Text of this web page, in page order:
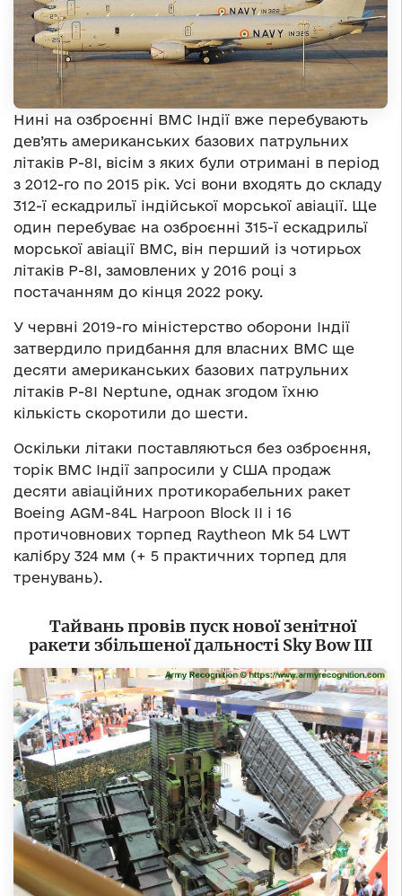
Нині на озброєнні ВМС Індії вже перебувають
дев’ять американських базових патрульних
літаків P-8I, вісім з яких були отримані в період
з 2012-го по 2015 рік. Усі вони входять до складу
312-ї ескадрильї індійської морської авіації. Ще
один перебуває на озброєнні 315-ї ескадрильї
морської авіації ВМС, він перший із чотирьох
літаків P-8I, замовлених у 2016 році з
постачанням до кінця 2022 року.
У червні 2019-го міністерство оборони Індії
затвердило придбання для власних ВМС ще
десяти американських базових патрульних
літаків P-8I Neptune, однак згодом їхню
кількість скоротили до шести.
Оскільки літаки поставляються без озброєння,
торік ВМС Індії запросили у США продаж
десяти авіаційних протикорабельних ракет
Boeing AGM-84L Harpoon Block II і 16
протичовнових торпед Raytheon Mk 54 LWT
калібру 324 мм (+ 5 практичних торпед для
тренувань).
Тайвань провів пуск нової зенітної
ракети збільшеної дальності Sky Bow III